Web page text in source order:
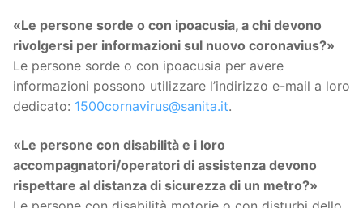
«Le persone sorde o con ipoacusia, a chi devono
rivolgersi per informazioni sul nuovo coronavius?»
Le persone sorde o con ipoacusia per avere
informazioni possono utilizzare l’indirizzo e-mail a loro
dedicato: 1500cornavirus@sanita.it.
«Le persone con disabilità e i loro
accompagnatori/operatori di assistenza devono
rispettare al distanza di sicurezza di un metro?»